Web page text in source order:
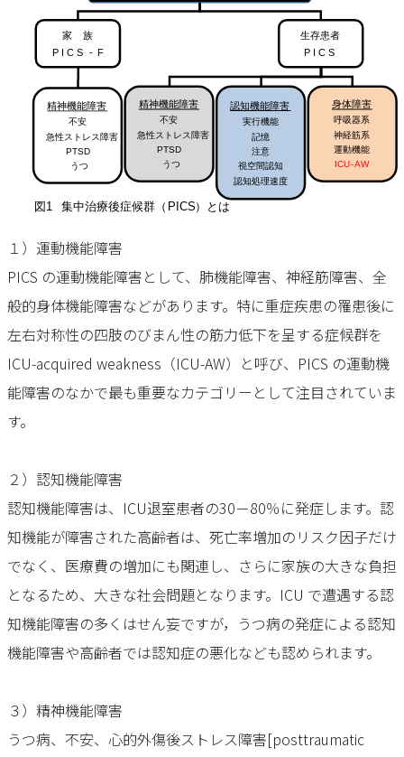
１）運動機能障害
PICS の運動機能障害として、肺機能障害、神経筋障害、全
般的⾝体機能障害などがあります。特に重症疾患の罹患後に
左右対称性の四肢のびまん性の筋⼒低下を呈する症候群を
ICU-acquired weakness（ICU-AW）と呼び、PICS の運動機
能障害のなかで最も重要なカテゴリーとして注⽬されていま
す。
２）認知機能障害
認知機能障害は、ICU退室患者の30－80％に発症します。認
知機能が障害された高齢者は、死亡率増加のリスク因子だけ
でなく、医療費の増加にも関連し、さらに家族の大きな負担
となるため、大きな社会問題となります。ICU で遭遇する認
知機能障害の多くはせん妄ですが，うつ病の発症による認知
機能障害や高齢者では認知症の悪化なども認められます。
３）精神機能障害
うつ病、不安、⼼的外傷後ストレス障害[posttraumatic